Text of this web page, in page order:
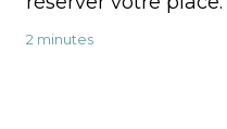
2 minutes